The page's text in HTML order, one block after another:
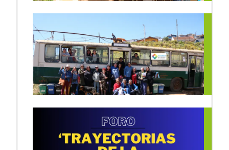
Sur Global”
Pablo Ortiz en la Escuela de
Formación Popular
18/11/2023
Salud intercultural: Escuela
de Formación Popular visitó
dispositivo de Salud Andina
en el Hospital de Limache
El Módulo 3 de la Escuela de